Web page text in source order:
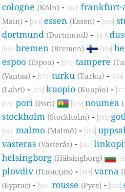
cologne (Köln) -363 frankfurt-
Main) -364 essen (Essen) -365
dortmund (Dortmund) -367
368 bremen (Bremen) 369
espoo (Espoo) -371 tampere
(Vantaa) -373 turku (Turku) -374
(Lahti) -376 kuopio (Kuopio) -
378 pori (Pori) 379 noumea
stockholm (Stockholm) -381
382 malmo (Malmö) -383
vasteras (Västerås) -385
helsingborg (Hälsingborg)
plovdiv (Пловдив) -389 varna
(Бургас) -391 rousse (Русе) -392